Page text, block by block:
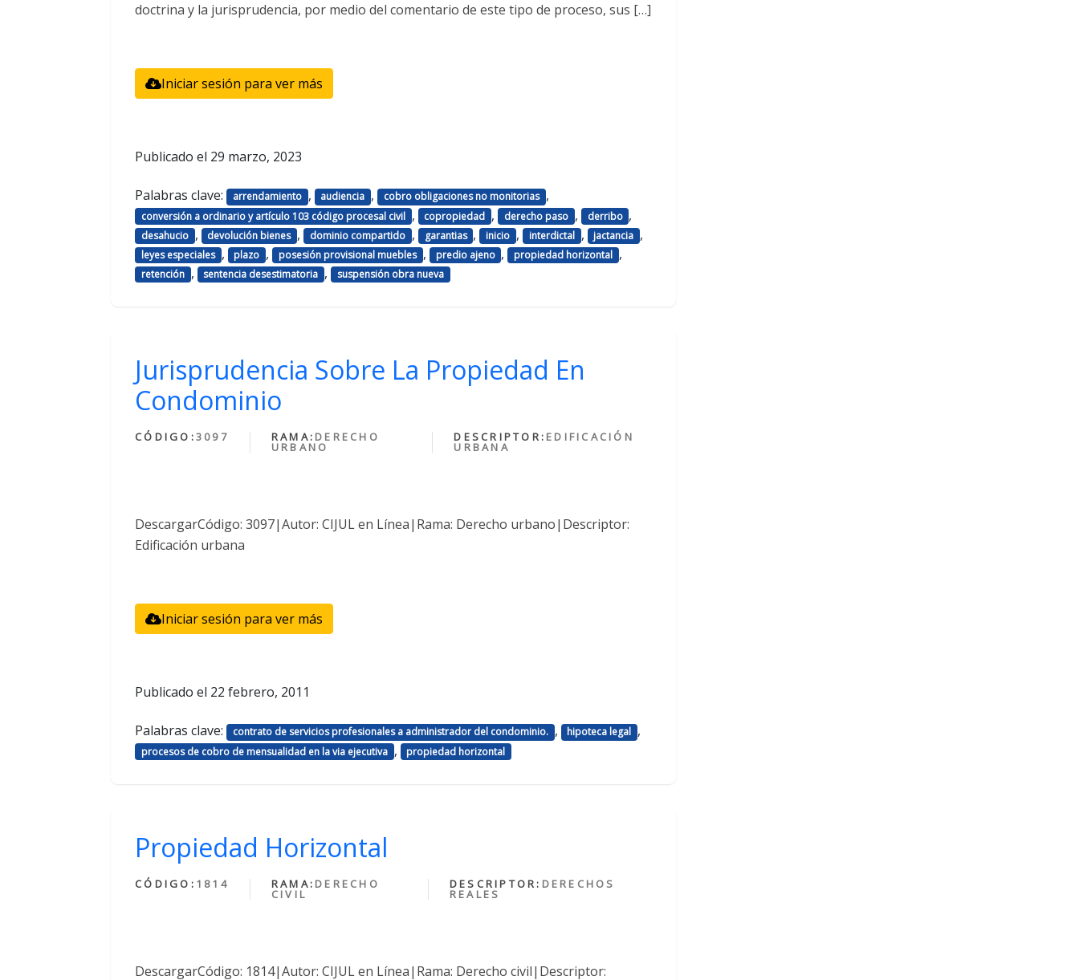
doctrina y la jurisprudencia, por medio del comentario de este tipo de proceso, sus […]
Iniciar sesión para ver más
Publicado el 29 marzo, 2023
Palabras clave: arrendamiento , audiencia , cobro obligaciones no monitorias ,
conversión a ordinario y artículo 103 código procesal civil , copropiedad , derecho paso , derribo ,
desahucio , devolución bienes , dominio compartido , garantias , inicio , interdictal , jactancia ,
leyes especiales , plazo , posesión provisional muebles , predio ajeno , propiedad horizontal ,
retención , sentencia desestimatoria , suspensión obra nueva
Jurisprudencia Sobre La Propiedad En
Condominio
CÓDIGO:3097 RAMA: DERECHO
URBANO
DESCRIPTOR: EDIFICACIÓN
URBANA
DescargarCódigo: 3097|Autor: CIJUL en Línea|Rama: Derecho urbano|Descriptor:
Edificación urbana
Iniciar sesión para ver más
Publicado el 22 febrero, 2011
Palabras clave: contrato de servicios profesionales a administrador del condominio. , hipoteca legal ,
procesos de cobro de mensualidad en la via ejecutiva , propiedad horizontal
Propiedad Horizontal
CÓDIGO: 1814 RAMA: DERECHO
CIVIL
DESCRIPTOR: DERECHOS
REALES
DescargarCódigo: 1814|Autor: CIJUL en Línea|Rama: Derecho civil|Descriptor: